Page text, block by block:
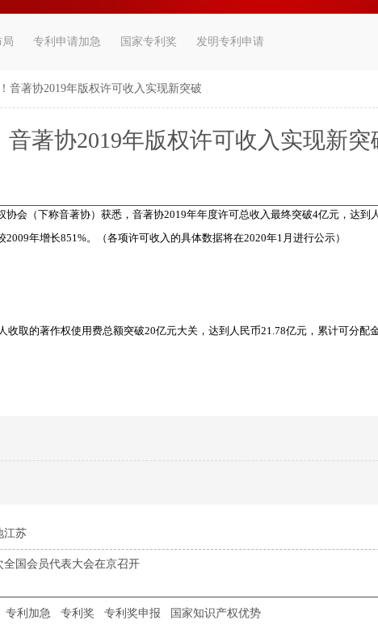
专利申请加急 国家专利奖 发明专利申请
音著协2019年版权许可收入实现新突破
音著协2019年版权许可收入实现新突
会（下称音著协）获悉，音著协2019年年度许可总收入最终突破4亿元，达到
年增长851%。（各项许可收入的具体数据将在2020年1月进行公示）
取的著作权使用费总额突破20亿元大关，达到人民币21.78亿元，累计可分配
江苏
国会员代表大会在京召开
专利加急 专利奖 专利奖申报 国家知识产权优势